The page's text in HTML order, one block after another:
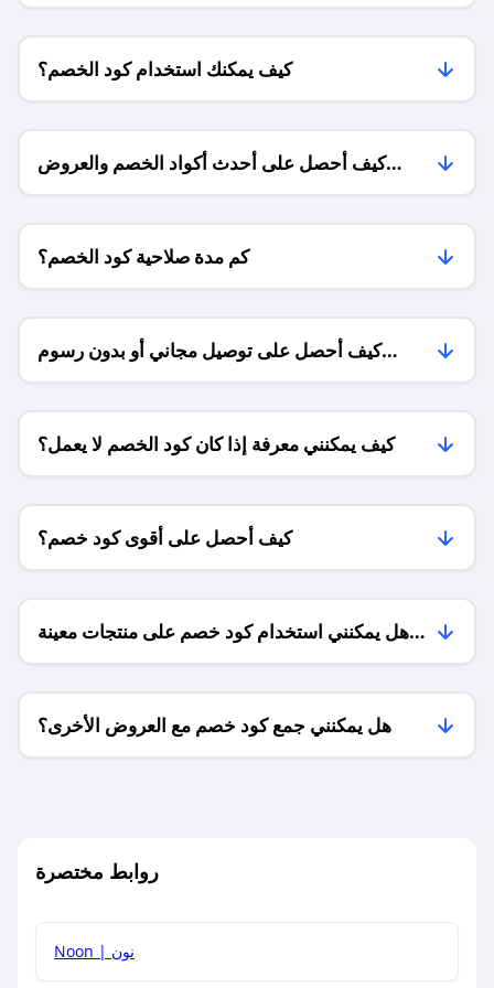
كيف يمكنك استخدام كود الخصم؟
كيف أحصل على أحدث أكواد الخصم والعروض
للمتاجر؟
كم مدة صلاحية كود الخصم؟
كيف أحصل على توصيل مجاني أو بدون رسوم
الشحن ؟
كيف يمكنني معرفة إذا كان كود الخصم لا يعمل؟
كيف أحصل على أقوى كود خصم؟
هل يمكنني استخدام كود خصم على منتجات معينة
فقط؟
هل يمكنني جمع كود خصم مع العروض الأخرى؟
روابط مختصرة
Noon | نون